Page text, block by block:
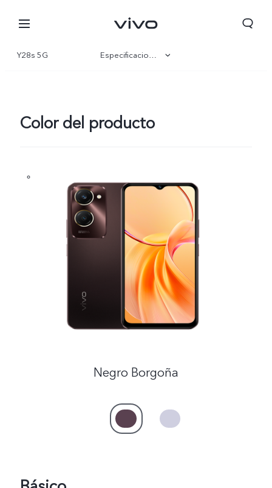
Perú | Seleccione país/región
Y28s 5G Especificaciones
Color del producto
Negro Borgoña